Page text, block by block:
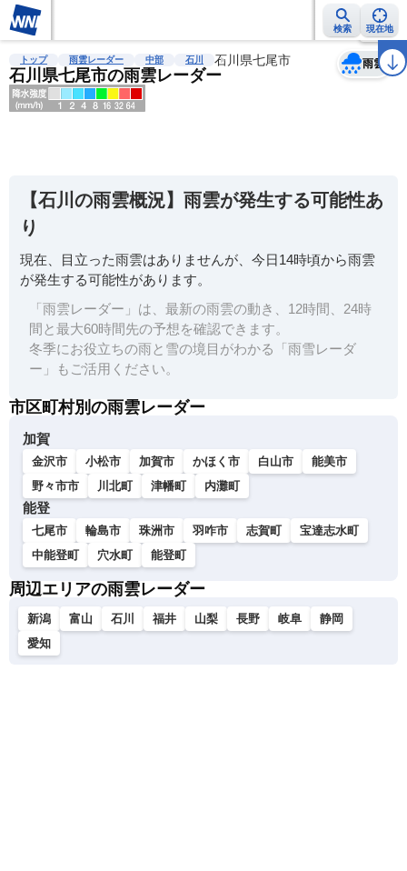
検索 現在地
雨雲レーダー 台風情報 地震情報 警報・注意報 2週間天気 ラ
トップ 雨雲レーダー 中部 石川 石川県七尾市
石川県七尾市の雨雲レーダー
雨雲
天気 台風
【石川の雨雲概況】雨雲が発生する可能性あ
り
現在、目立った雨雲はありませんが、今日14時頃から雨雲
が発生する可能性があります。
「雨雲レーダー」は、最新の雨雲の動き、12時間、24時
間と最大60時間先の予想を確認できます。
冬季にお役立ちの雨と雪の境目がわかる「雨雪レーダ
ー」もご活用ください。
市区町村別の雨雲レーダー
加賀
金沢市 小松市 加賀市 かほく市 白山市
能美市
野々市市
川北町 津幡町 内灘町
能登
七尾市 輪島市 珠洲市 羽咋市 志賀町
宝達志水町
中能登町
穴水町 能登町
周辺エリアの雨雲レーダー
新潟 富山 石川 福井 山梨 長野 岐阜
静岡
愛知